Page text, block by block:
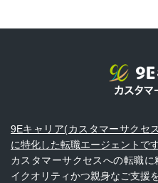
9Eキャリア(カスタマーサクセ
に特化した転職エージェントです
カスタマーサクセスへの転職
イクオリティかつ親身なご支援